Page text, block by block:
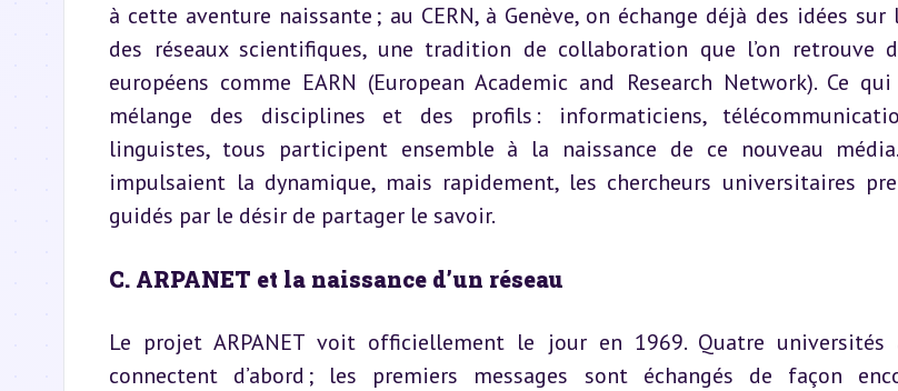
à cette aventure naissante ; au CERN, à Genève, on échange déjà des idées sur
des réseaux scientifiques, une tradition de collaboration que l’on retrouve
européens comme EARN (European Academic and Research Network). Ce
mélange des disciplines et des profils : informaticiens,
linguistes, tous participent ensemble à la naissance de ce nouveau
impulsaient la dynamique, mais rapidement, les chercheurs universitaires
guidés par le désir de partager le savoir.
C. ARPANET et la naissance d’un réseau
Le projet ARPANET voit officiellement le jour en 1969. Quatre universités
connectent d’abord ; les premiers messages sont échangés de façon